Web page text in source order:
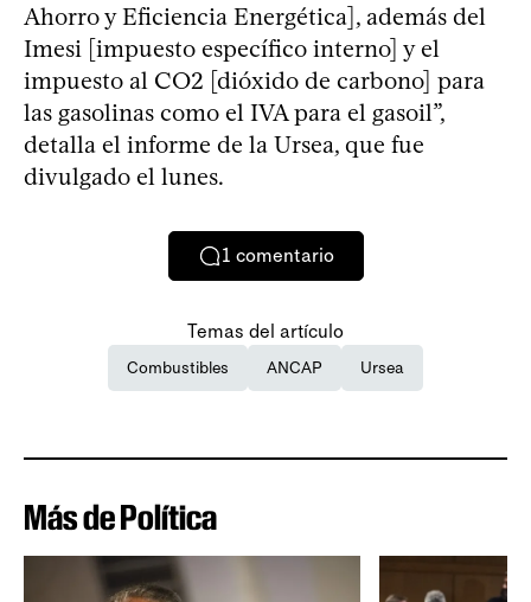
Ahorro y Eficiencia Energética], además del
Imesi [impuesto específico interno] y el
impuesto al CO2 [dióxido de carbono] para
las gasolinas como el IVA para el gasoil”,
detalla el informe de la Ursea, que fue
divulgado el lunes.
1 comentario
Temas del artículo
Combustibles ANCAP Ursea
Más de Política